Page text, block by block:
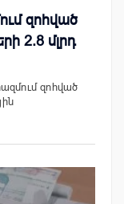
զոհված
2.8 մլրդ
զոհված